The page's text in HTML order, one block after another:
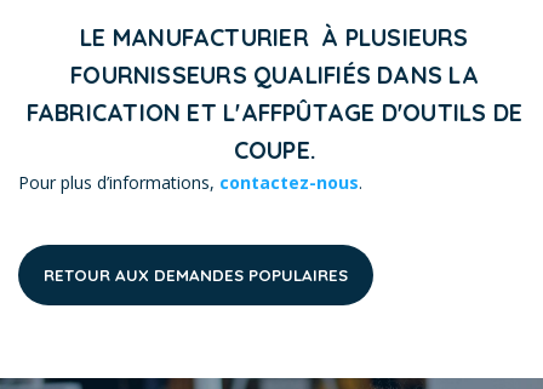
LE MANUFACTURIER À PLUSIEURS
FOURNISSEURS QUALIFIÉS DANS LA
FABRICATION ET L'AFFPÛTAGE D'OUTILS DE
COUPE.
Pour plus d’informations, contactez-nous.
RETOUR AUX DEMANDES POPULAIRES